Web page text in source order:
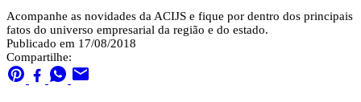
Acompanhe as novidades da ACIJS e fique por dentro dos principais
fatos do universo empresarial da região e do estado.
Publicado em 17/08/2018
Compartilhe: